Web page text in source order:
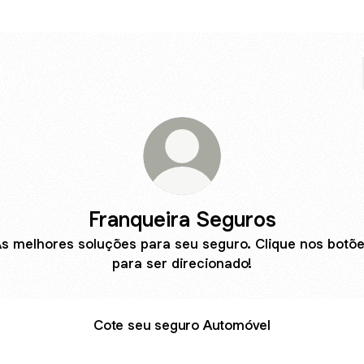
Franqueira Seguros
melhores soluções para seu seguro. Clique nos
para ser direcionado!
Cote seu seguro Automóvel